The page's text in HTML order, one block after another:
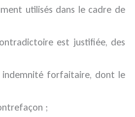
utilisés dans le cadre de
est justifiée, des
indemnité forfaitaire, dont le
;